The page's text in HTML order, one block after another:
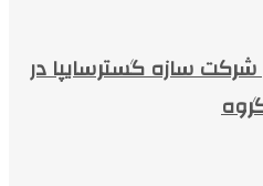
سازه گسترسایپا در